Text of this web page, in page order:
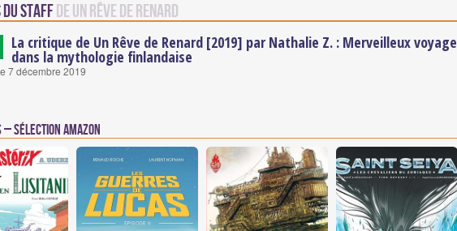
du staffde Un Rêve de Renard
La critique de Un Rêve de Renard [2019] par Nathalie Z. : Merveilleux voyage
dans la mythologie finlandaise
7 décembre 2019
– Sélection Amazon